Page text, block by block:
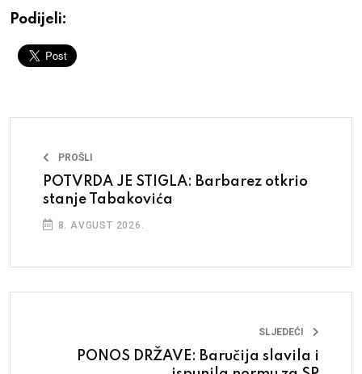
Podijeli:
PROŠLI
POTVRDA JE STIGLA: Barbarez otkrio
stanje Tabakovića
8. AVGUST 2026.
SLJEDEĆI
PONOS DRŽAVE: Baručija slavila i